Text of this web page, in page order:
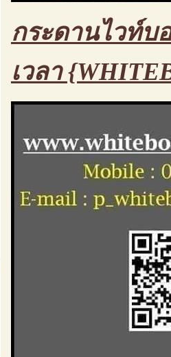
กระดานไวท์บ
เวลา